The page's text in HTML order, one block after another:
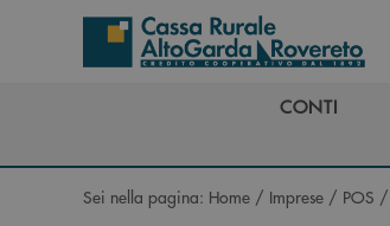
Salta al contenuto principale
CONTI
Sei nella pagina: Home / Imprese / POS /